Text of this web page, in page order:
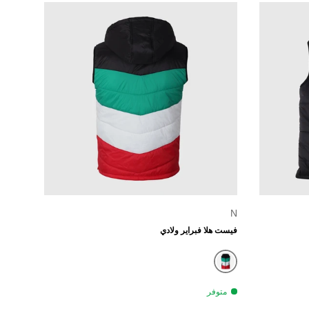
N
فيست هلا فبراير ولادي
متعدد الألوان
متوفر